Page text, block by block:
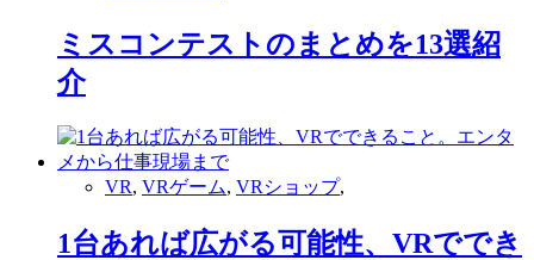
ミスコンテストのまとめを13選紹
介
VR, VRゲーム, VRショップ,
1台あれば広がる可能性、VRででき